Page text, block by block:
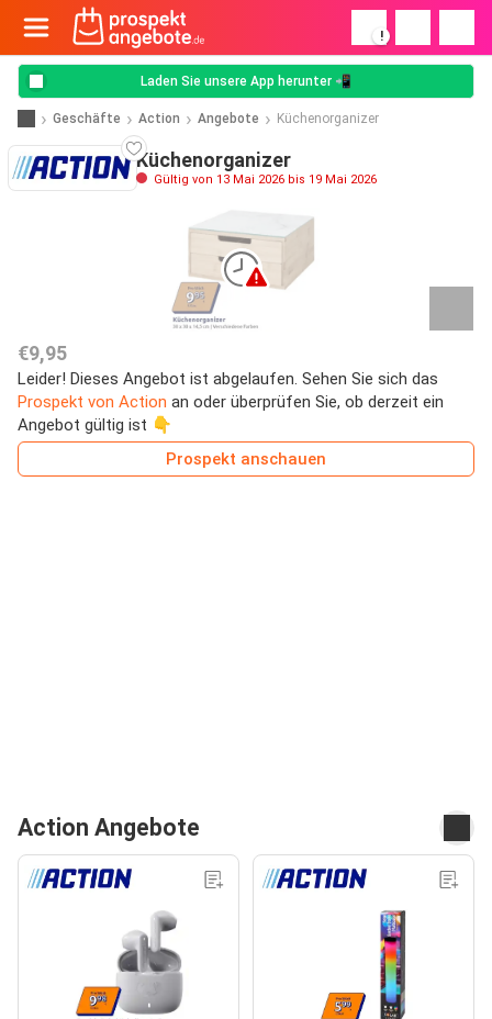
!
Laden Sie unsere App herunter 📲
Geschäfte Action Angebote Küchenorganizer
Küchenorganizer
Gültig von 13 Mai 2026 bis 19 Mai 2026
€9,95
Leider! Dieses Angebot ist abgelaufen. Sehen Sie sich das
Prospekt von Action an oder überprüfen Sie, ob derzeit ein
Angebot gültig ist 👇
Prospekt anschauen
Action Angebote